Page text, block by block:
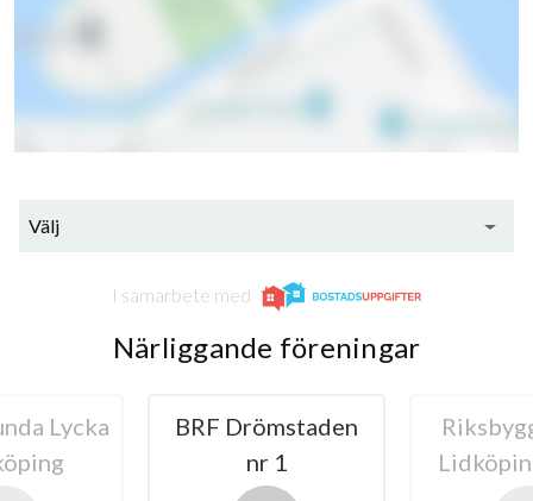
Välj
I samarbete med
Närliggande föreningar
Lycka
BRF Drömstaden
nr 1